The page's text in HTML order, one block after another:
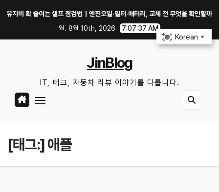
줄이는 셀프 점검법｜엔진오일·필터·배터리, 교체 전 무엇을 확인할까?
테
월. 8월 10th, 2026
7:07:38 AM
JinBlog
IT, 테크, 자동차 리뷰 이야기를 다룹니다.
[태그:]애플
Korean ▼